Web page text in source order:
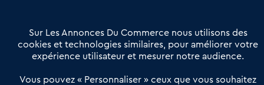
Offres Pro
Actualités
Qui sommes nous ?
Derniers articles
Sur Les Annonces Du Commerce nous utilisons des
cookies et technologies similaires, pour améliorer votre
expérience utilisateur et mesurer notre audience.
Vous pouvez « Personnaliser » ceux que vous souhaitez